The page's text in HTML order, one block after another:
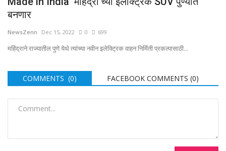
बनणार
NewsZenn Dec 15, 2022 0 699
महिंद्राने राज्यातील पुणे येथे त्यांच्या नवीन इलेक्ट्रिक वाहन निर्मिती प्रकल्पासाठी...
COMMENTS (0) FACEBOOK COMMENTS (0)